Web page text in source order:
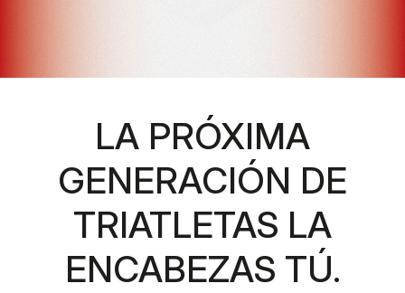
LA PRÓXIMA
GENERACIÓN DE
TRIATLETAS LA
ENCABEZAS TÚ.